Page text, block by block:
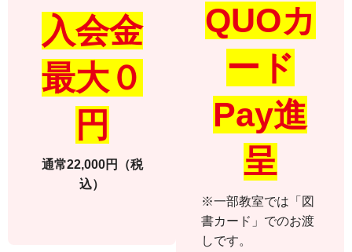
入会金
最大０
円
通常22,000円（税
込）
QUOカ
ード
Pay進
呈
※一部教室では「図
書カード」でのお渡
しです。